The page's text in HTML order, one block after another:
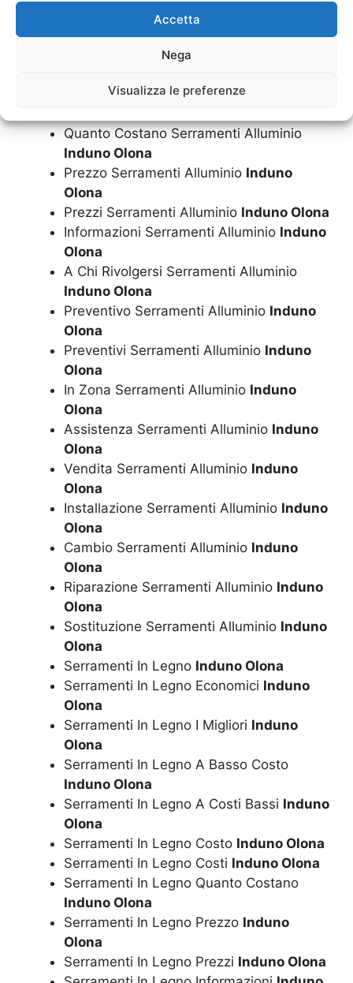
Accetta
Nega
Visualizza le preferenze
A Basso Costo Serramenti Alluminio
Induno Olona
A Costi Bassi Serramenti Alluminio
Costo Serramenti AlluminioInduno Olona
Quanto Costano Serramenti Alluminio
Induno Olona
Prezzo Serramenti Alluminio Induno
Olona
Prezzi Serramenti Alluminio Induno Olona
Informazioni Serramenti Alluminio Induno
Olona
A Chi Rivolgersi Serramenti Alluminio
Induno Olona
Preventivo Serramenti Alluminio Induno
Olona
Preventivi Serramenti Alluminio Induno
Olona
In Zona Serramenti Alluminio Induno
Olona
Assistenza Serramenti Alluminio Induno
Olona
Vendita Serramenti Alluminio Induno
Olona
Installazione Serramenti Alluminio Induno
Olona
Cambio Serramenti Alluminio Induno
Olona
Riparazione Serramenti Alluminio Induno
Olona
Sostituzione Serramenti Alluminio Induno
Olona
Serramenti In Legno Induno Olona
Serramenti In Legno Economici Induno
Olona
Serramenti In Legno I Migliori Induno
Olona
Serramenti In Legno A Basso Costo
Induno Olona
Serramenti In Legno A Costi Bassi Induno
Olona
Serramenti In Legno Costo Induno Olona
Serramenti In Legno Costi Induno Olona
Serramenti In Legno Quanto Costano
Induno Olona
Serramenti In Legno Prezzo Induno
Olona
Serramenti In Legno Prezzi Induno Olona